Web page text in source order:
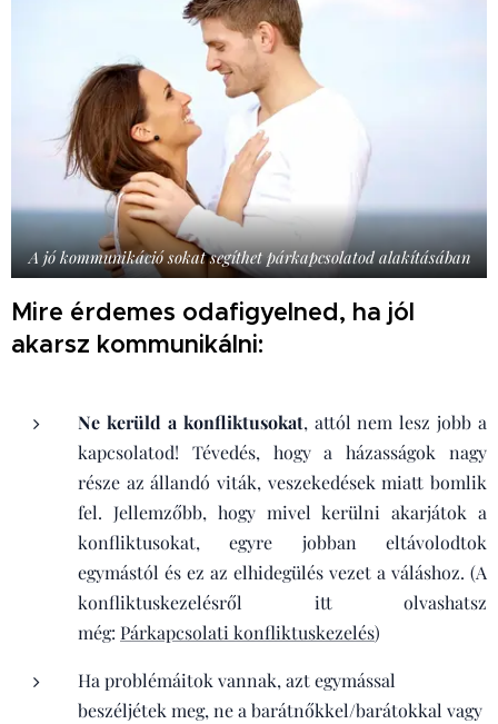
A jó kommunikáció sokat segíthet párkapcsolatod alakításában
Mire érdemes odafigyelned, ha jól
akarsz kommunikálni:
Ne kerüld a konfliktusokat, attól nem lesz jobb a
kapcsolatod! Tévedés, hogy a házasságok nagy
része az állandó viták, veszekedések miatt bomlik
fel. Jellemzőbb, hogy mivel kerülni akarjátok a
konfliktusokat, egyre jobban eltávolodtok
egymástól és ez az elhidegülés vezet a váláshoz. (A
konfliktuskezelésről itt olvashatsz
még: Párkapcsolati konfliktuskezelés)
Ha problémáitok vannak, azt egymással
beszéljétek meg, ne a barátnőkkel/barátokkal vagy